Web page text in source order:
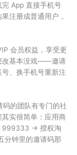
App 直接手机号
注册成普通用户，
会员权益，享受更
改基本没戏——邀请
、换手机号重新注
的团队有专门的社
实很简单：应用商
999333 → 授权淘
分钟里的邀请码那